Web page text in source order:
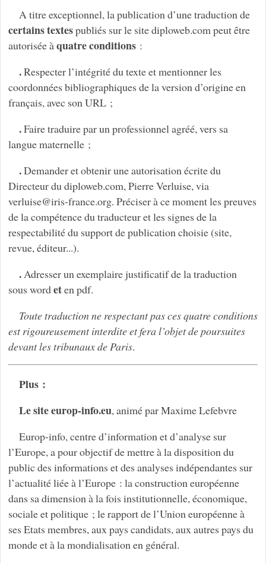
A titre exceptionnel, la publication d’une traduction de
certains textespubliés sur le site diploweb.com peut être
autorisée àquatre conditions:
.Respecter l’intégrité du texte et mentionner les
coordonnées bibliographiques de la version d’origine en
français, avec son URL ;
.Faire traduire par un professionnel agréé, vers sa
langue maternelle ;
.Demander et obtenir une autorisation écrite du
Directeur du diploweb.com, Pierre Verluise, via
verluise@iris-france.org. Préciser à ce moment les preuves
de la compétence du traducteur et les signes de la
respectabilité du support de publication choisie (site,
revue, éditeur...).
.Adresser un exemplaire justificatif de la traduction
sous wordeten pdf.
Toute traduction ne respectant pas ces quatre conditions
est rigoureusement interdite et fera l’objet de poursuites
devant les tribunaux de Paris.
Plus :
Le site europ-info.eu, animé par Maxime Lefebvre
Europ-info, centre d’information et d’analyse sur
l’Europe, a pour objectif de mettre à la disposition du
public des informations et des analyses indépendantes sur
l’actualité liée à l’Europe : la construction européenne
dans sa dimension à la fois institutionnelle, économique,
sociale et politique ; le rapport de l’Union européenne à
ses Etats membres, aux pays candidats, aux autres pays du
monde et à la mondialisation en général.